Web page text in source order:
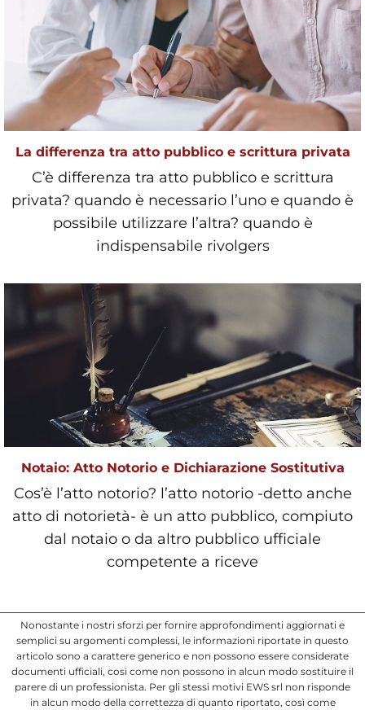
La differenza tra atto pubblico e scrittura privata
C’è differenza tra atto pubblico e scrittura
privata? quando è necessario l’uno e quando è
possibile utilizzare l’altra? quando è
indispensabile rivolgers
Notaio: Atto Notorio e Dichiarazione Sostitutiva
Cos’è l’atto notorio? l’atto notorio -detto anche
atto di notorietà- è un atto pubblico, compiuto
dal notaio o da altro pubblico ufficiale
competente a riceve
Nonostante i nostri sforzi per fornire approfondimenti aggiornati e
semplici su argomenti complessi, le informazioni riportate in questo
articolo sono a carattere generico e non possono essere considerate
documenti ufficiali, così come non possono in alcun modo sostituire il
parere di un professionista. Per gli stessi motivi EWS srl non risponde
in alcun modo della correttezza di quanto riportato, così come